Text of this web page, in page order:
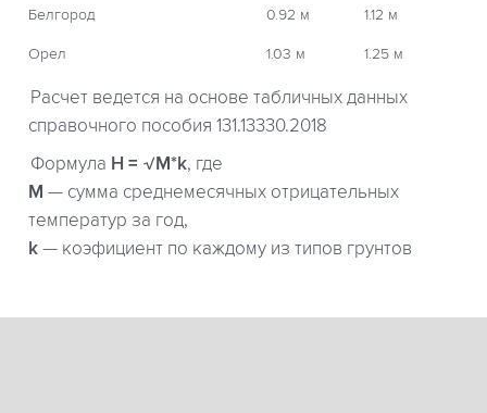
Белгород 0.92 м 1.12 м
Орел 1.03 м 1.25 м
Расчет ведется на основе табличных данных
справочного пособия 131.13330.2018
Формула H = √M*k, где
М — сумма среднемесячных отрицательных
температур за год,
k — коэфициент по каждому из типов грунтов